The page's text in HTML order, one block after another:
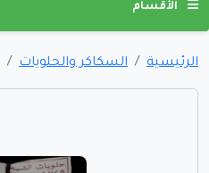
الأقسام
الرئيسية السكاكر والحلويات